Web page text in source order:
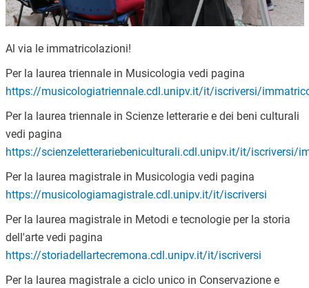
Al via le immatricolazioni!
Per la laurea triennale in Musicologia vedi pagina
https://musicologiatriennale.cdl.unipv.it/it/iscriversi/
Per la laurea triennale in Scienze letterarie e dei beni culturali
vedi pagina
https://scienzeletterariebeniculturali.cdl.unipv.it/it/iscriversi/
Per la laurea magistrale in Musicologia vedi pagina
https://musicologiamagistrale.cdl.unipv.it/it/iscriversi
Per la laurea magistrale in Metodi e tecnologie per la storia
dell'arte vedi pagina
https://storiadellartecremona.cdl.unipv.it/it/iscriversi
Per la laurea magistrale a ciclo unico in Conservazione e